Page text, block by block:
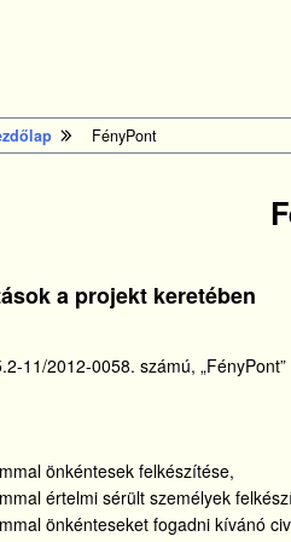
FényPont
a projekt keretében
11/2012-0058. számú,
önkéntesek felkészítése,
értelmi sérült személyek
önkénteseket fogadni kívánó